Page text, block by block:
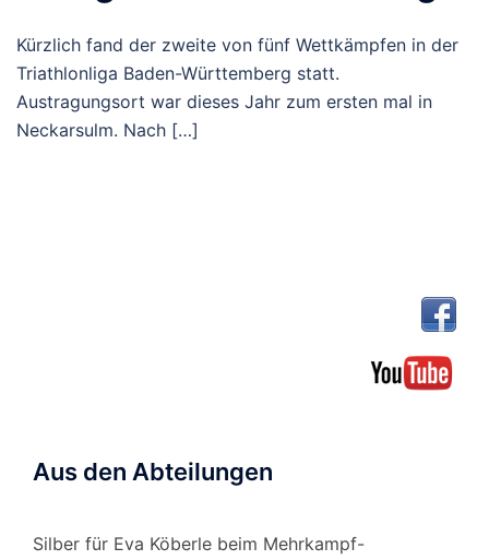
Kürzlich fand der zweite von fünf Wettkämpfen in der
Triathlonliga Baden-Württemberg statt.
Austragungsort war dieses Jahr zum ersten mal in
Neckarsulm. Nach […]
Aus den Abteilungen
Silber für Eva Köberle beim Mehrkampf-